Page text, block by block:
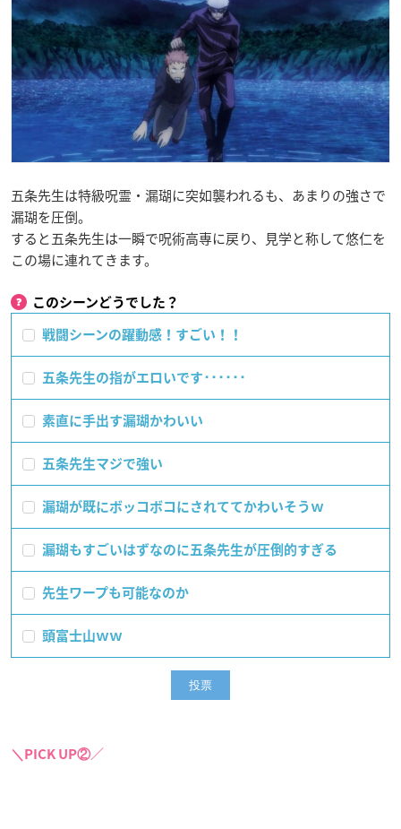
五条先生は特級呪霊・漏瑚に突如襲われるも、あまりの強さで
漏瑚を圧倒。
すると五条先生は一瞬で呪術高専に戻り、見学と称して悠仁を
この場に連れてきます。
このシーンどうでした？
戦闘シーンの躍動感！すごい！！
五条先生の指がエロいです･･････
素直に手出す漏瑚かわいい
五条先生マジで強い
漏瑚が既にボッコボコにされててかわいそうｗ
漏瑚もすごいはずなのに五条先生が圧倒的すぎる
先生ワープも可能なのか
頭富士山ｗｗ
＼PICK UP②／